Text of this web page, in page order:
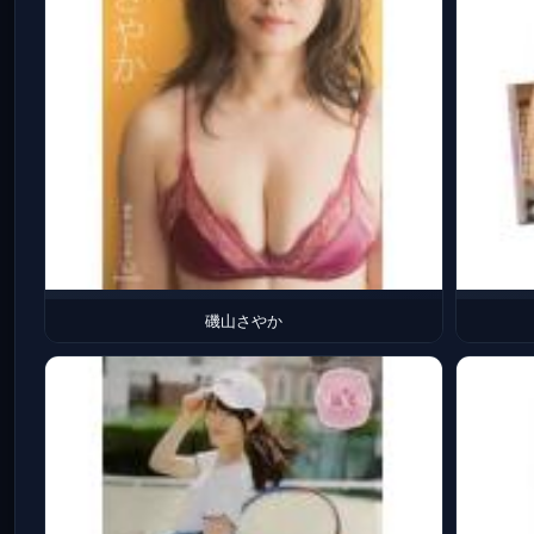
磯山さやか